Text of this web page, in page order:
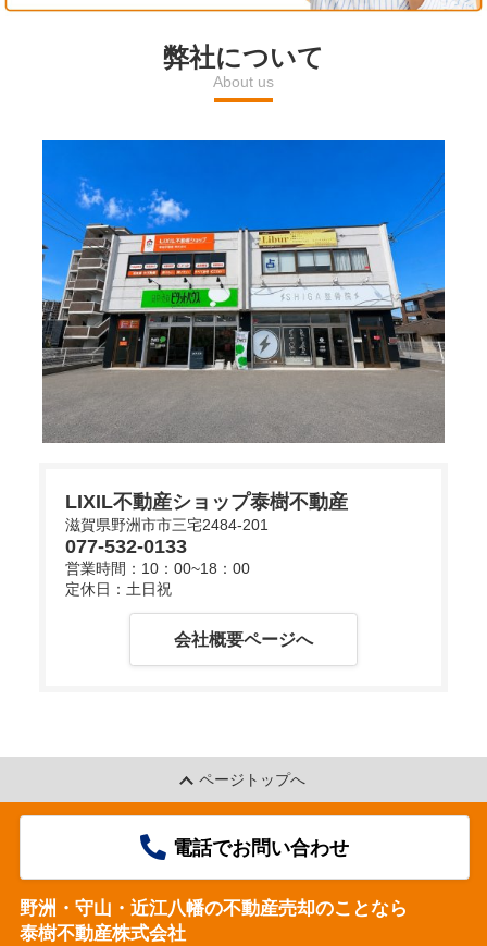
l
a
y
V
d
e
o
弊社について
About us
LIXIL不動産ショップ泰樹不動産
滋賀県野洲市市三宅2484-201
077-532-0133
営業時間：10：00~18：00
定休日：土日祝
会社概要ページへ
ページトップへ
電話でお問い合わせ
野洲・守山・近江八幡の不動産売却のことなら
泰樹不動産株式会社